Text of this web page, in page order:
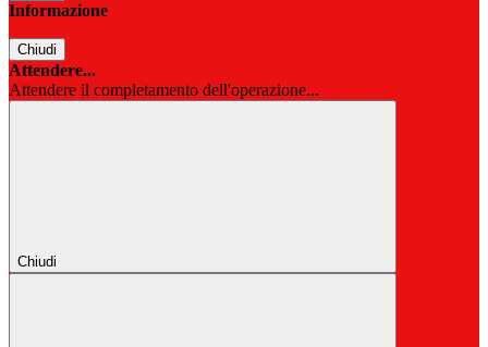
Informazione
Chiudi
Attendere...
Attendere il completamento dell'operazione...
Chiudi